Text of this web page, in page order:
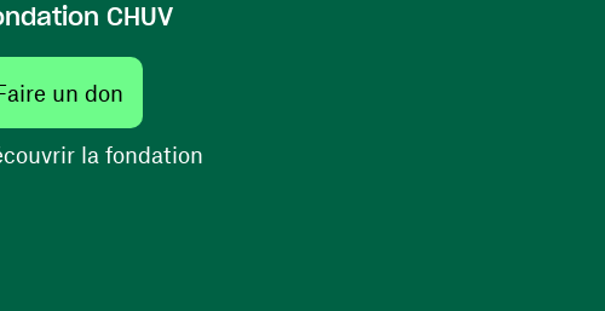
CHUV
un don
la fondation